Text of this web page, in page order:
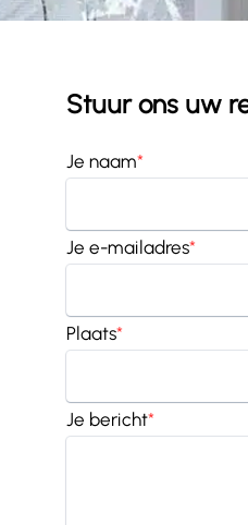
Stuur ons uw
Je naam*
Je e-mailadres*
Plaats*
Je bericht*